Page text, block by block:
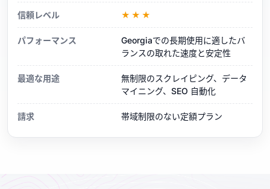
信頼レベル ★★★
パフォーマンス
Georgiaでの長期使用に適したバ
ランスの取れた速度と安定性
最適な用途
無制限のスクレイピング、データ
マイニング、SEO 自動化
請求 帯域制限のない定額プラン